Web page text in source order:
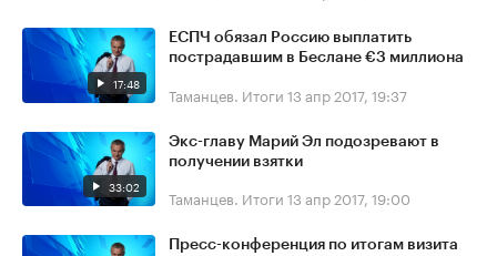
17:48
ЕСПЧ обязал Россию выплатить
пострадавшим в Беслане €3 миллиона
Таманцев. Итоги 13 апр 2017, 19:37
33:02
Экс-главу Марий Эл подозревают в
получении взятки
Таманцев. Итоги 13 апр 2017, 19:00
Пресс-конференция по итогам визита